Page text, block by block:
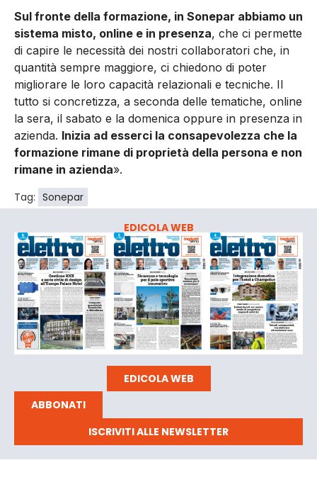
Sul fronte della formazione, in Sonepar abbiamo un
sistema misto, online e in pre­senza, che ci permette
di capire le necessità dei nostri collabora­tori che, in
quantità sempre mag­giore, ci chiedono di poter
miglio­rare le loro capacità relazionali e tecniche. Il
tutto si concretizza, a seconda delle tematiche, onli­ne
la sera, il sabato e la domeni­ca oppure in presenza in
azienda. Inizia ad esserci la consapevolez­za che la
formazione rimane di proprietà della persona e non
ri­mane in azienda».
Tag: Sonepar
EDICOLA WEB
EDICOLA WEB
ABBONATI
ISCRIVITI ALLE NEWSLETTER